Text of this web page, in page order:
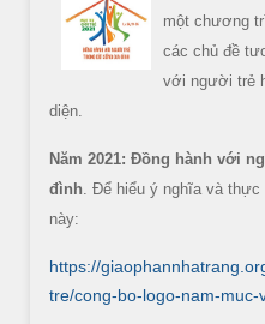
một chương
các chủ đề
với người trẻ
diện.
Năm 2021: Đồng hành với
đình . Để hiểu ý nghĩa và
này:
https://
tre/cong-bo-logo-nam-